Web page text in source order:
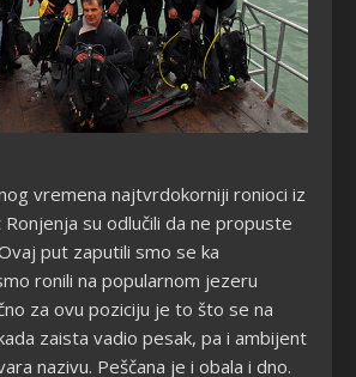
vremena najtvrdokorniji ronioci iz
Ronjenja su odlučili da ne propuste
put zaputili smo se ka
ronili na popularnom jezeru
za ovu poziciju je to što se na
zaista vadio pesak, pa i ambijent
nazivu. Peščana je i obala i dno.